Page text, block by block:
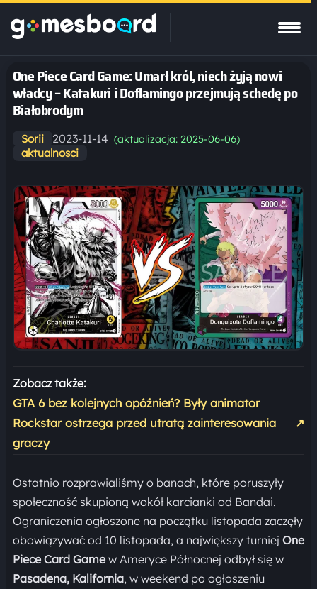
One Piece Card Game: Umarł król, niech żyją nowi
władcy – Katakuri i Doflamingo przejmują schedę po
Białobrodym
Sorii 2023-11-14 (aktualizacja: 2025-06-06)
aktualnosci
Zobacz także:
GTA 6 bez kolejnych opóźnień? Były animator
Rockstar ostrzega przed utratą zainteresowania
graczy
↗
Ostatnio rozprawialiśmy o banach, które poruszyły
społeczność skupioną wokół karcianki od Bandai.
Ograniczenia ogłoszone na początku listopada zaczęły
obowiązywać od 10 listopada, a największy turniej One
Piece Card Gamew Ameryce Północnej odbył się w
Pasadena, Kalifornia, w weekend po ogłoszeniu